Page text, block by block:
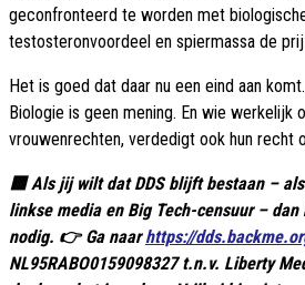
geconfronteerd te worden met
testosteronvoordeel en spiermassa de
Het is goed dat daar nu een eind aan
Biologie is geen mening. En wie werkelijk
vrouwenrechten, verdedigt ook hun recht
🟥 Als jij wilt dat DDS blijft bestaan –
linkse media en Big Tech-censuur –
nodig. 👉 Ga naarhttps://
NL95RABO0159098327 t.n.v. Liberty